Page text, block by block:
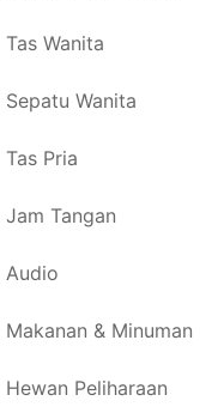
Tas Wanita
Sepatu Wanita
Tas Pria
Jam Tangan
Audio
Makanan & Minuman
Hewan Peliharaan